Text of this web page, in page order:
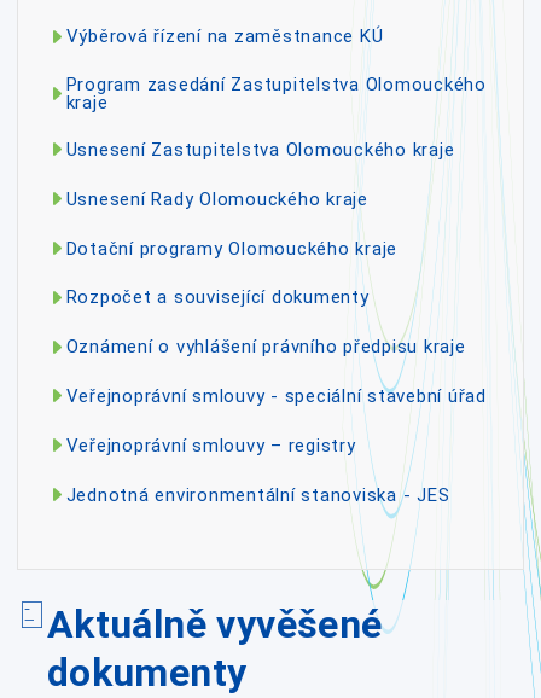
Výběrová řízení na zaměstnance KÚ
Program zasedání Zastupitelstva Olomouckého
kraje
Usnesení Zastupitelstva Olomouckého kraje
Usnesení Rady Olomouckého kraje
Dotační programy Olomouckého kraje
Rozpočet a související dokumenty
Oznámení o vyhlášení právního předpisu kraje
Veřejnoprávní smlouvy - speciální stavební úřad
Veřejnoprávní smlouvy – registry
Jednotná environmentální stanoviska - JES
Aktuálně vyvěšené
dokumenty